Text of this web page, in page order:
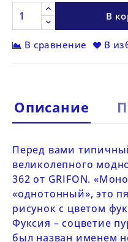
В
В сравнение В
Описание
Перед вами
великолепного
362 от GRIFON.
«однотонный», это
рисунок с цветом
Фуксия – соцветие
был назван именем